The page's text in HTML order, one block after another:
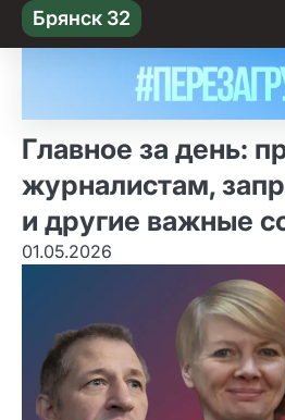
Skip
to content
Брянск 32
Главное за день:
журналистам,
и другие важные
01.05.2026